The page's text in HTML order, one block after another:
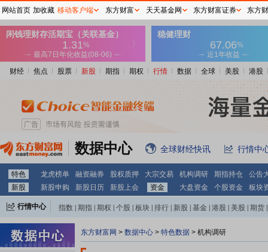
财经 焦点 股票 新股 期指 期权 行情 数据 全球 美股 港股
数据中心 全球财经快讯 行情中
特色 龙虎榜单 融资融券 股权质押 大宗交易 机构调研 期指持仓
公告
新股
新股申购 新股日历 新股上会 资金 大盘资金 个股资金 板块
行情中心 指数 期指 期权 个股 板块 排行 新股 基金 港股 美股 期货
东方财富网 > 数据中心 > 特色数据 > 机构调研
网站首页 加收藏 移动客户端 东方财富 天天基金网 东方财富证券 东方